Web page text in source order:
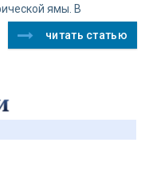
ямы. В
читать статью